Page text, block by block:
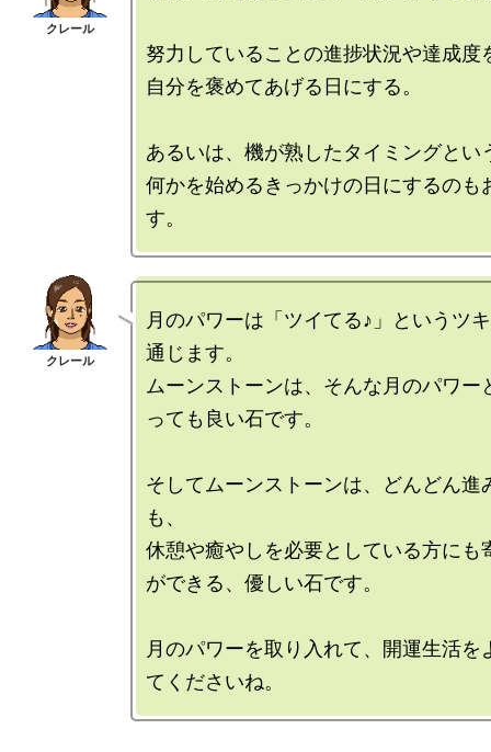
努力していることの進捗状況や達成度
自分を褒めてあげる日にする。
あるいは、機が熟したタイミングとい
何かを始めるきっかけの日にするのも
月のパワーは「ツイてる♪」というツ
通じます。
ムーンストーンは、そんな月のパワー
っても良い石です。
そしてムーンストーンは、どんどん進
も、
休憩や癒やしを必要としている方にも
ができる、優しい石です。
月のパワーを取り入れて、開運生活を